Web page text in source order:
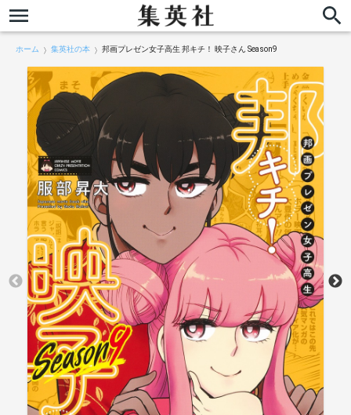
ホーム 集英社の本 邦画プレゼン女子高生 邦キチ！ 映子さん Season9